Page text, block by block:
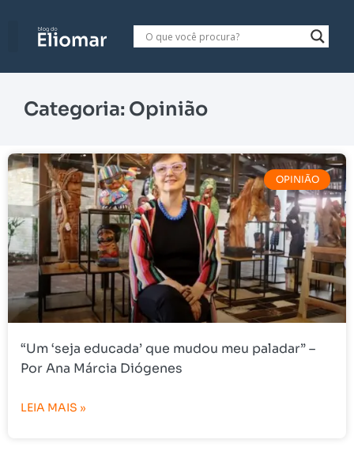
Categoria: Opinião
OPINIÃO
“Um ‘seja educada’ que mudou meu paladar” –
Por Ana Márcia Diógenes
LEIA MAIS »